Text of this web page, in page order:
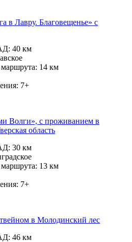
в Лавру. Благовещенье» с
40 км
14 км
7+
Волги», с проживанием в
область
30 км
13 км
7+
в Молодинский лес
46 км